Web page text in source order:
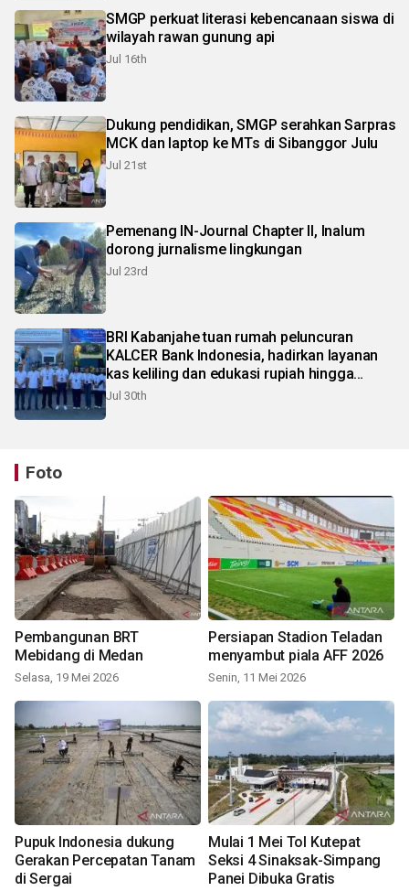
SMGP perkuat literasi kebencanaan siswa di
wilayah rawan gunung api
Jul 16th
Dukung pendidikan, SMGP serahkan Sarpras
MCK dan laptop ke MTs di Sibanggor Julu
Jul 21st
Pemenang IN-Journal Chapter II, Inalum
dorong jurnalisme lingkungan
Jul 23rd
BRI Kabanjahe tuan rumah peluncuran
KALCER Bank Indonesia, hadirkan layanan
kas keliling dan edukasi rupiah hingga
pelosok Karo
Jul 30th
Foto
Pembangunan BRT
Mebidang di Medan
Selasa, 19 Mei 2026
Persiapan Stadion Teladan
menyambut piala AFF 2026
Senin, 11 Mei 2026
Pupuk Indonesia dukung
Gerakan Percepatan Tanam
di Sergai
Mulai 1 Mei Tol Kutepat
Seksi 4 Sinaksak-Simpang
Panei Dibuka Gratis